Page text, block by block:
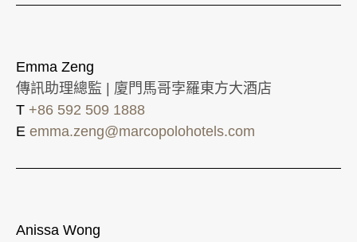
Emma Zeng
傳訊助理總監 | 廈門馬哥孛羅東方大酒店
T +86 592 509 1888
E emma.zeng@marcopolohotels.com
Anissa Wong